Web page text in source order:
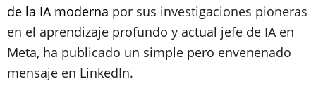
de la IA moderna por sus investigaciones pioneras
en el aprendizaje profundo y actual jefe de IA en
Meta, ha publicado un simple pero envenenado
mensaje en LinkedIn.